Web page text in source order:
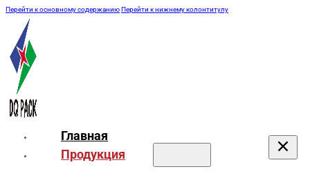
Перейти к основному содержаниюПерейти к нижнему колонтитулу
Главная
Продукция